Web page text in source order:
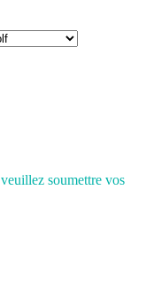
soumettre vos